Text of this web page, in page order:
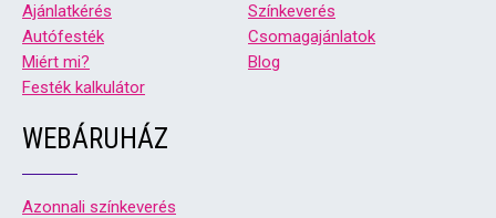
Ajánlatkérés
Színkeverés
Autófesték
Csomagajánlatok
Miért mi?
Blog
Festék kalkulátor
WEBÁRUHÁZ
Azonnali színkeverés